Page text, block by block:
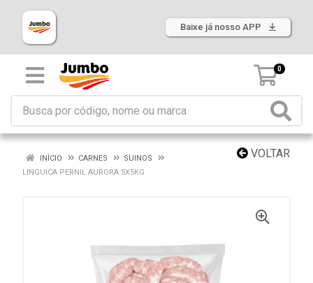
Baixe já nosso APP
0
VOLTAR
INÍCIO CARNES
SUINOS
LINGUICA PERNIL AURORA 5X5KG